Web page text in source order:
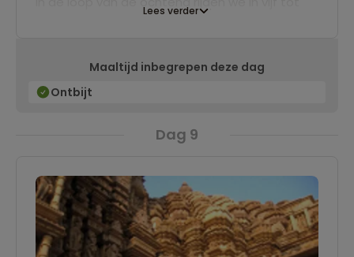
de loop van de middag arriveren we in ons
aangename hotel.
Lees verder
Maaltijd inbegrepen deze dag
Ontbijt
Dag 9